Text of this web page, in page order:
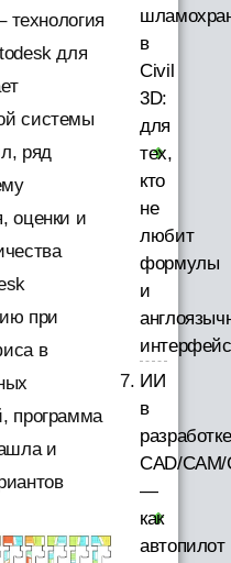
технология
для
системы
ряд
оценки и
при
в
программа
и
в
Civil
3D:
для
тех,
кто
не
любит
формулы
и
ИИ
в
разработке
CAD/
—
как
автопилот